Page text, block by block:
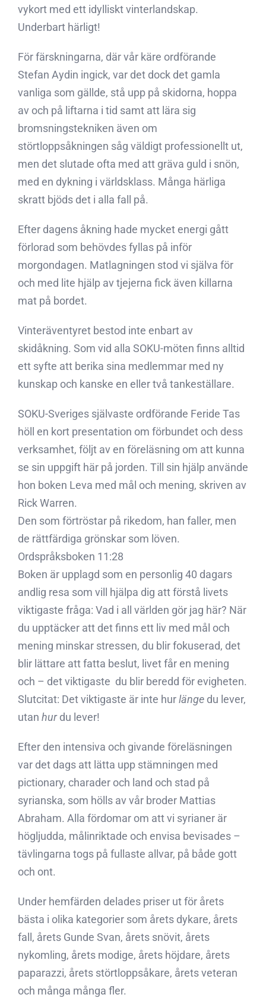
vykort med ett idylliskt vinterlandskap.
Underbart härligt!
För färskningarna, där vår käre ordförande
Stefan Aydin ingick, var det dock det gamla
vanliga som gällde, stå upp på skidorna, hoppa
av och på liftarna i tid samt att lära sig
bromsningstekniken även om
störtloppsåkningen såg väldigt professionellt ut,
men det slutade ofta med att gräva guld i snön,
med en dykning i världsklass. Många härliga
skratt bjöds det i alla fall på.
Efter dagens åkning hade mycket energi gått
förlorad som behövdes fyllas på inför
morgondagen. Matlagningen stod vi själva för
och med lite hjälp av tjejerna fick även killarna
mat på bordet.
Vinteräventyret bestod inte enbart av
skidåkning. Som vid alla SOKU-möten finns alltid
ett syfte att berika sina medlemmar med ny
kunskap och kanske en eller två tankeställare.
SOKU-Sveriges självaste ordförande Feride Tas
höll en kort presentation om förbundet och dess
verksamhet, följt av en föreläsning om att kunna
se sin uppgift här på jorden. Till sin hjälp använde
hon boken Leva med mål och mening, skriven av
Rick Warren.
Den som förtröstar på rikedom, han faller, men
de rättfärdiga grönskar som löven.
Ordspråksboken 11:28
Boken är upplagd som en personlig 40 dagars
andlig resa som vill hjälpa dig att förstå livets
viktigaste fråga: Vad i all världen gör jag här? När
du upptäcker att det finns ett liv med mål och
mening minskar stressen, du blir fokuserad, det
blir lättare att fatta beslut, livet får en mening
och – det viktigaste  du blir beredd för evigheten.
Slutcitat: Det viktigaste är inte hurlänge du lever,
utan hurdu lever!
Efter den intensiva och givande föreläsningen
var det dags att lätta upp stämningen med
pictionary, charader och land och stad på
syrianska, som hölls av vår broder Mattias
Abraham. Alla fördomar om att vi syrianer är
högljudda, målinriktade och envisa bevisades –
tävlingarna togs på fullaste allvar, på både gott
och ont.
Under hemfärden delades priser ut för årets
bästa i olika kategorier som årets dykare, årets
fall, årets Gunde Svan, årets snövit, årets
nykomling, årets modige, årets höjdare, årets
paparazzi, årets störtloppsåkare, årets veteran
och många många fler.